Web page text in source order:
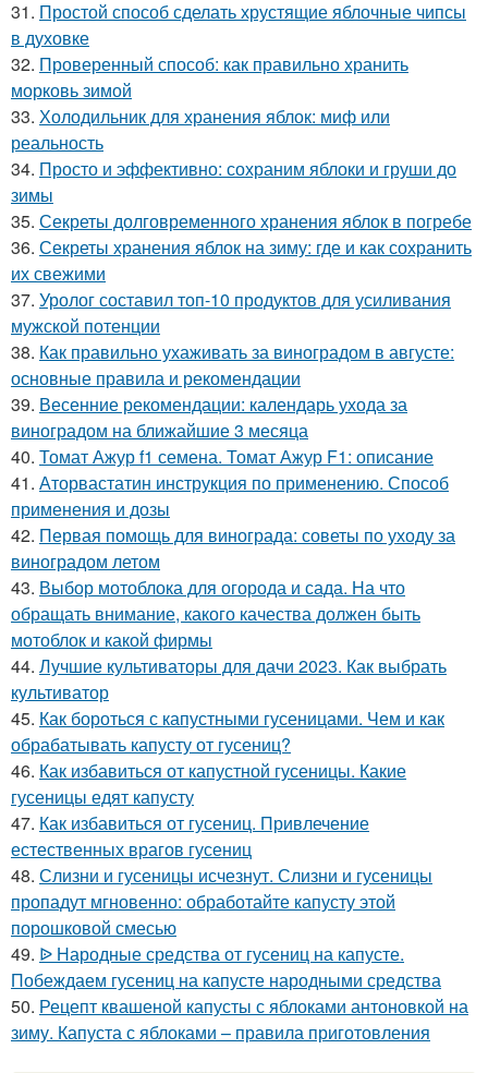
31. Простой способ сделать хрустящие яблочные чипсы
в духовке
32. Проверенный способ: как правильно хранить
морковь зимой
33. Холодильник для хранения яблок: миф или
реальность
34. Просто и эффективно: сохраним яблоки и груши до
зимы
35. Секреты долговременного хранения яблок в погребе
36. Секреты хранения яблок на зиму: где и как сохранить
их свежими
37. Уролог составил топ-10 продуктов для усиливания
мужской потенции
38. Как правильно ухаживать за виноградом в августе:
основные правила и рекомендации
39. Весенние рекомендации: календарь ухода за
виноградом на ближайшие 3 месяца
40. Томат Ажур f1 семена. Томат Ажур F1: описание
41. Аторвастатин инструкция по применению. Способ
применения и дозы
42. Первая помощь для винограда: советы по уходу за
виноградом летом
43. Выбор мотоблока для огорода и сада. На что
обращать внимание, какого качества должен быть
мотоблок и какой фирмы
44. Лучшие культиваторы для дачи 2023. Как выбрать
культиватор
45. Как бороться с капустными гусеницами. Чем и как
обрабатывать капусту от гусениц?
46. Как избавиться от капустной гусеницы. Какие
гусеницы едят капусту
47. Как избавиться от гусениц. Привлечение
естественных врагов гусениц
48. Слизни и гусеницы исчезнут. Слизни и гусеницы
пропадут мгновенно: обработайте капусту этой
порошковой смесью
49. ᐉ Народные средства от гусениц на капусте.
Побеждаем гусениц на капусте народными средства
50. Рецепт квашеной капусты с яблоками антоновкой на
зиму. Капуста с яблоками – правила приготовления